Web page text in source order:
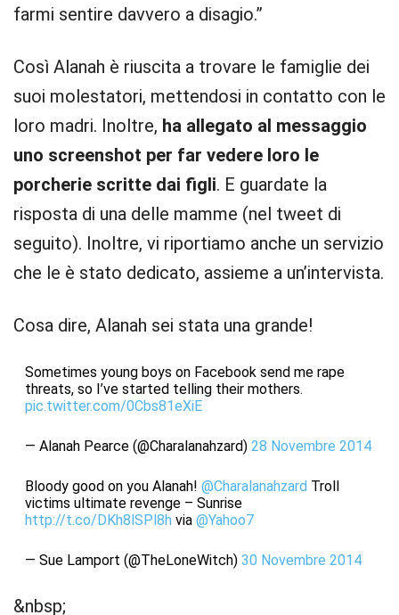
farmi sentire davvero a disagio.”
Così Alanah è riuscita a trovare le famiglie dei
suoi molestatori, mettendosi in contatto con le
loro madri. Inoltre, ha allegato al messaggio
uno screenshot per far vedere loro le
porcherie scritte dai figli. E guardate la
risposta di una delle mamme (nel tweet di
seguito). Inoltre, vi riportiamo anche un servizio
che le è stato dedicato, assieme a un’intervista.
Cosa dire, Alanah sei stata una grande!
Sometimes young boys on Facebook send me rape
threats, so I’ve started telling their mothers.
pic.twitter.com/0Cbs81eXiE
— Alanah Pearce (@Charalanahzard) 28 Novembre 2014
Bloody good on you Alanah! @Charalanahzard Troll
victims ultimate revenge – Sunrise
http://t.co/DKh8lSPl8h via @Yahoo7
— Sue Lamport (@TheLoneWitch) 30 Novembre 2014
&nbsp;